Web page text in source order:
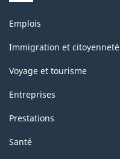
la
classification
Thèmes
sujets
Emplois
Immigration et citoyenneté
Voyage et tourisme
Entreprises
Prestations
Santé